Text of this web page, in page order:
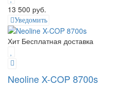
13 500 руб.
Уведомить
Хит Бесплатная доставка
Neoline X-COP 8700s